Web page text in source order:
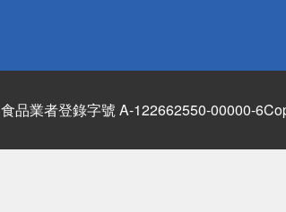
食品業者登錄字號 A-122662550-00000-6